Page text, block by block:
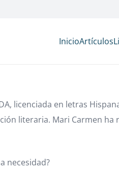
InicioArtículos
licenciada en letras
literaria. Mari Carmen ha
necesidad?